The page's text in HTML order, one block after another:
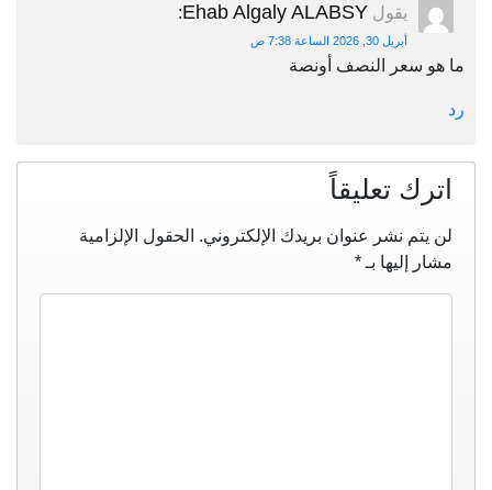
يقول Ehab Algaly ALABSY
:
أبريل 30, 2026 الساعة 7:38 ص
ما هو سعر النصف أونصة
رد
اترك تعليقاً
لن يتم نشر عنوان بريدك الإلكتروني. الحقول الإلزامية
مشار إليها بـ *